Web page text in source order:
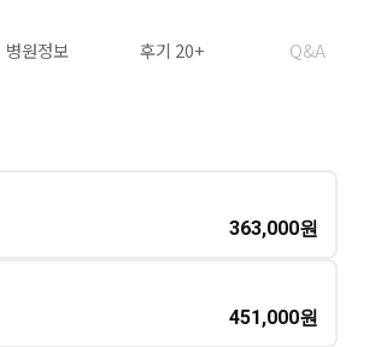
병원정보 후기 20+ Q&A
363,000원
451,000원